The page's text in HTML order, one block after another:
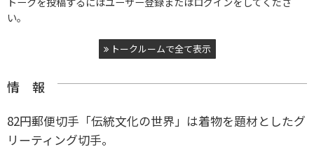
い。
トークルームで全て表示
情 報
82円郵便切手「伝統文化の世界」は着物を題材としたグ
リーティング切手。